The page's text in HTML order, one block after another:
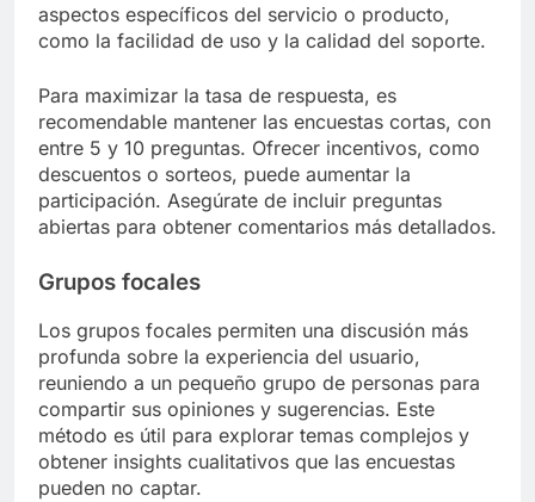
aspectos específicos del servicio o producto,
como la facilidad de uso y la calidad del soporte.
Para maximizar la tasa de respuesta, es
recomendable mantener las encuestas cortas, con
entre 5 y 10 preguntas. Ofrecer incentivos, como
descuentos o sorteos, puede aumentar la
participación. Asegúrate de incluir preguntas
abiertas para obtener comentarios más detallados.
Grupos focales
Los grupos focales permiten una discusión más
profunda sobre la experiencia del usuario,
reuniendo a un pequeño grupo de personas para
compartir sus opiniones y sugerencias. Este
método es útil para explorar temas complejos y
obtener insights cualitativos que las encuestas
pueden no captar.